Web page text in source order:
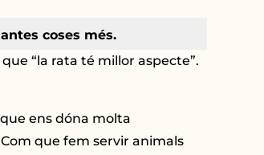
coses més.
“la rata té millor aspecte”.
ens dóna molta
que fem servir animals